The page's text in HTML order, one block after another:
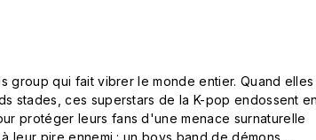
group qui fait vibrer le monde entier. Quand elles
stades, ces superstars de la K-pop endossent
protéger leurs fans d'une menace surnaturelle
leur pire ennemi : un boys band de démons